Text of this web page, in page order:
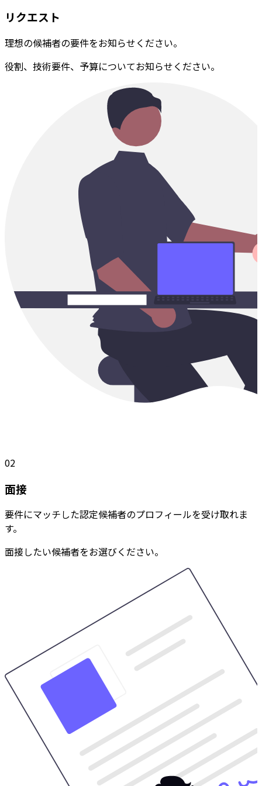
リクエスト
理想の候補者の要件をお知らせください。
役割、技術要件、予算についてお知らせください。
02
面接
要件にマッチした認定候補者のプロフィールを受け取れま
す。
面接したい候補者をお選びください。